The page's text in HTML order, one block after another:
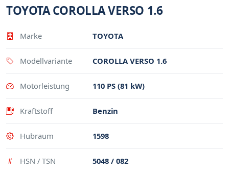
TOYOTA COROLLA VERSO 1.6
Eigenschaft
Marke TOYOTA
Modellvariante COROLLA VERSO 1.6
Motorleistung 110 PS (81 kW)
Kraftstoff Benzin
Hubraum 1598
HSN / TSN 5048 / 082